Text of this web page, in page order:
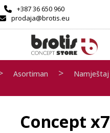
+387 36 650 960
prodaja@brotis.eu
Asortiman > Namještaj
Concept x7